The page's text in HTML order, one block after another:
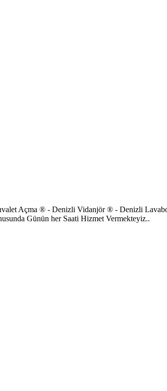
Açma ® - Denizli Vidanjör ® - Denizli
Günün her Saati Hizmet Vermekteyiz..